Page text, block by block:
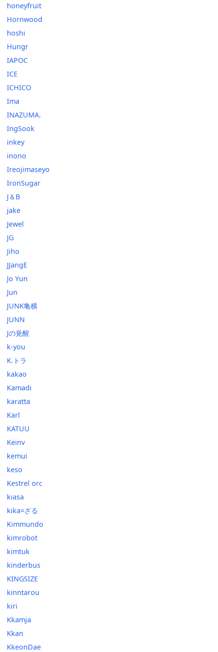
honeyfruit
Hornwood
hoshi
Hungr
IAPOC
ICE
ICHICO
Ima
INAZUMA.
IngSook
inkey
inono
Ireojimaseyo
IronSugar
J＆B
jake
Jewel
JG
Jiho
JJangE
Jo Yun
Jun
JUNK亀横
JUNN
Jの覚醒
k-you
K.トラ
kakao
Kamadi
karatta
Karl
KATUU
Keinv
kemui
keso
Kestrel orc
kiasa
kika=ざる
Kimmundo
kimrobot
kimtuk
kinderbus
KINGSIZE
kinntarou
kiri
Kkamja
Kkan
KkeonDae